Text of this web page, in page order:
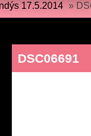
17.5.2014 »
DSC06691